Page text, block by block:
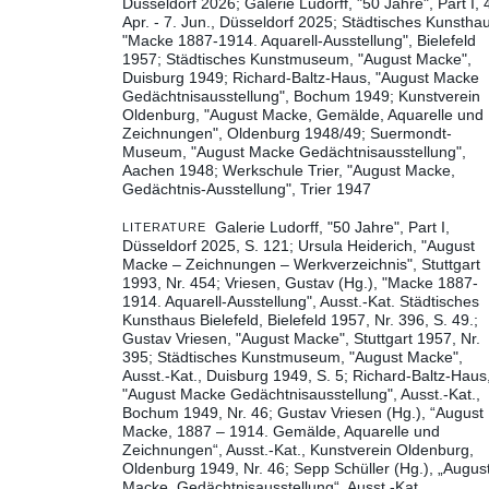
Apr. - 7. Jun., Düsseldorf 2025 Städtisches
"Macke 1887-1914. Aquarell-Ausstellung", Bielefeld
1957 Städtisches Kunstmuseum, "August Macke",
Duisburg 1949 Richard-Baltz-Haus, "August Macke
Gedächtnisausstellung", Bochum 1949 Kunstverein
Oldenburg, "August Macke, Gemälde, Aquarelle und
Zeichnungen", Oldenburg 1948/49 Suermondt-
Museum, "August Macke Gedächtnisausstellung",
Aachen 1948 Werkschule Trier, "August Macke,
Gedächtnis-Ausstellung", Trier 1947
LITERATURE
Galerie Ludorff, "50 Jahre", Part I,
Düsseldorf 2025, S. 121
Ursula Heiderich, "August
Macke – Zeichnungen – Werkverzeichnis", Stuttgart
1993, Nr. 454 Vriesen, Gustav (Hg.), "Macke 1887-
1914. Aquarell-Ausstellung", Ausst.-Kat. Städtisches
Kunsthaus Bielefeld, Bielefeld 1957, Nr. 396, S. 49.
Gustav Vriesen, "August Macke", Stuttgart 1957, Nr.
395 Städtisches Kunstmuseum, "August Macke",
Ausst.-Kat., Duisburg 1949, S. 5 Richard-Baltz-Haus,
"August Macke Gedächtnisausstellung", Ausst.-Kat.,
Bochum 1949, Nr. 46 Gustav Vriesen (Hg.), “August
Macke, 1887 – 1914. Gemälde, Aquarelle und
Zeichnungen“, Ausst.-Kat., Kunstverein Oldenburg,
Oldenburg 1949, Nr. 46 Sepp Schüller (Hg.),